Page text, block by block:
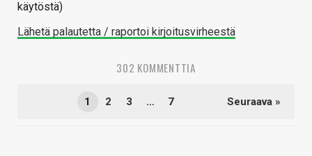
käytöstä)
Lähetä palautetta / raportoi kirjoitusvirheestä
302 KOMMENTTIA
1 2 3 … 7 Seuraava »